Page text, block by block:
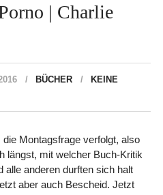
| Charlie
BÜCHER
KEINE
Montagsfrage verfolgt, also
längst, mit welcher Buch-Kritik
anderen durften sich halt
aber auch Bescheid. Jetzt